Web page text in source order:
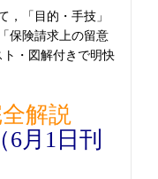
「目的・手技」
保険請求上の留意
ト・図解付きで明快
全解説
月1日刊